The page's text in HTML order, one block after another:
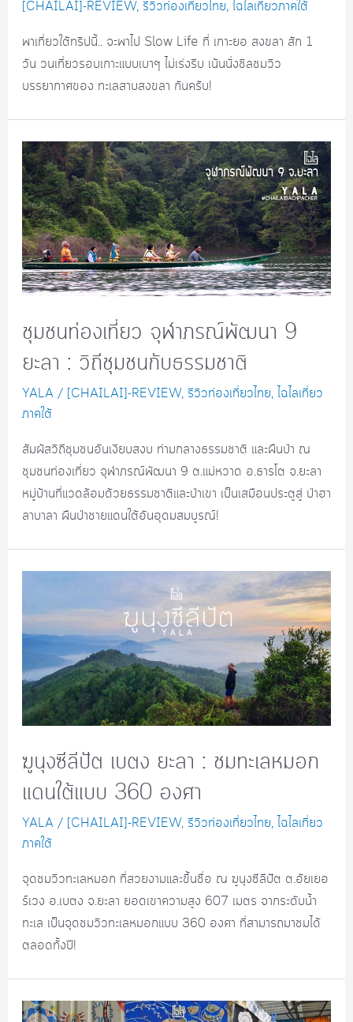
[CHAILAI]-REVIEW, รีวิวท่องเที่ยวไทย, ไฉไลเที่ยวภาคใต้
พาเที่ยวใต้ทริปนี้.. จะพาไป Slow Life ที่ เกาะยอ สงขลา สัก 1
วัน วนเที่ยวรอบเกาะแบบเบาๆ ไม่เร่งรีบ เน้นนั่งชิลชมวิว
บรรยากาศของ ทะเลสาบสงขลา กันครับ!
ชุมชนท่องเที่ยว จุฬาภรณ์พัฒนา 9
ยะลา : วิถีชุมชนกับธรรมชาติ
YALA/ [CHAILAI]-REVIEW, รีวิวท่องเที่ยวไทย, ไฉไลเที่ยว
ภาคใต้
สัมผัสวิถีชุมชนอันเงียบสงบ ท่ามกลางธรรมชาติ และผืนป่า ณ
ชุมชนท่องเที่ยว จุฬาภรณ์พัฒนา 9 ต.แม่หวาด อ.ธารโต จ.ยะลา
หมู่บ้านที่แวดล้อมด้วยธรรมชาติและป่าเขา เป็นเสมือนประตูสู่ ป่าฮา
ลาบาลา ผืนป่าชายแดนใต้อันอุดมสมบูรณ์!
ฆูนุงซีลีปัต เบตง ยะลา : ชมทะเลหมอก
แดนใต้แบบ 360 องศา
YALA/ [CHAILAI]-REVIEW, รีวิวท่องเที่ยวไทย, ไฉไลเที่ยว
ภาคใต้
จุดชมวิวทะเลหมอก ที่สวยงามและขึ้นชื่อ ณ ฆูนุงซีลีปัต ต.อัยเยอ
ร์เวง อ.เบตง จ.ยะลา ยอดเขาความสูง 607 เมตร จากระดับน้ำ
ทะเล เป็นจุดชมวิวทะเลหมอกแบบ 360 องศา ที่สามารถมาชมได้
ตลอดทั้งปี!